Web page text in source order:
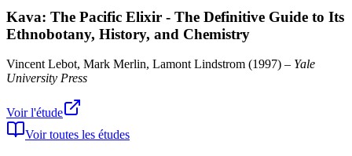
Kava: The Pacific Elixir - The Definitive Guide to Its
Ethnobotany, History, and Chemistry
Vincent Lebot, Mark Merlin, Lamont Lindstrom (1997) – Yale
University Press
Voir l'étude
Voir toutes les études